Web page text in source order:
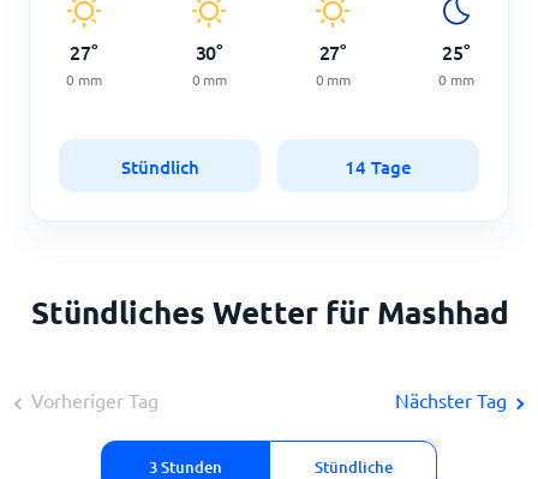
27°
0 mm
30°
0 mm
27°
0 mm
25°
0 mm
Stündlich 14 Tage
Stündliches Wetter für Mashhad
Vorheriger Tag
3 Stunden Stündliche
Nächster Tag